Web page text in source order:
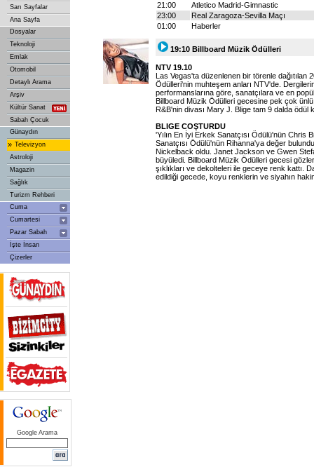
Sarı Sayfalar
Ana Sayfa
Dosyalar
Teknoloji
Emlak
Otomobil
Detaylı Arama
Arşiv
Kültür Sanat
Sabah Çocuk
Günaydın
» Televizyon
Astroloji
Magazin
Sağlık
Turizm Rehberi
Cuma
Cumartesi
Pazar Sabah
İşte İnsan
Çizerler
Google Arama
21:00
Atletico Madrid-Gimnastic
23:00
Real Zaragoza-Sevilla Maçı
01:00
Haberler
19:10 Billboard Müzik Ödülleri
NTV 19.10
Las Vegas'ta düzenlenen bir törenle dağıtılan
Ödülleri'nin muhteşem anları NTV'de.
performanslarına göre, sanatçılara ve en
Billboard Müzik Ödülleri gecesine pek çok ünlü
R&B'nin divası Mary J. Blige tam 9 dalda ödül
BLIGE COŞTURDU
'Yılın En İyi Erkek Sanatçısı Ödülü'nün Chris
Sanatçısı Ödülü'nün Rihanna'ya değer
Nickelback oldu. Janet Jackson ve Gwen
büyüledi. Billboard Müzik Ödülleri gecesi
şıklıkları ve dekolteleri ile geceye renk kattı.
edildiği gecede, koyu renklerin ve siyahın